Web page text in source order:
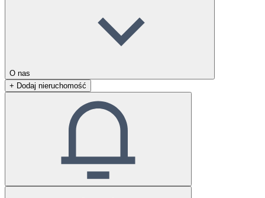
O nas
+ Dodaj nieruchomość